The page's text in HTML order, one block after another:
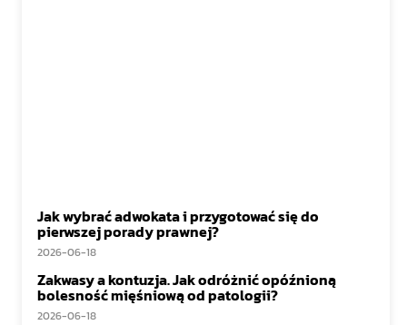
Jak wybrać adwokata i przygotować się do
pierwszej porady prawnej?
2026-06-18
Zakwasy a kontuzja. Jak odróżnić opóźnioną
bolesność mięśniową od patologii?
2026-06-18